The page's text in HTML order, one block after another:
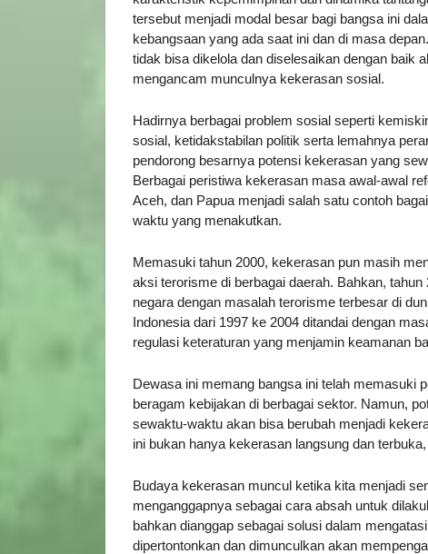
tersebut menjadi modal besar bagi bangsa ini
kebangsaan yang ada saat ini dan di masa
tidak bisa dikelola dan diselesaikan dengan baik
mengancam munculnya kekerasan sosial.
Hadirnya berbagai problem sosial seperti
sosial, ketidakstabilan politik serta lemahnya
pendorong besarnya potensi kekerasan yang
Berbagai peristiwa kekerasan masa awal-awal
Aceh, dan Papua menjadi salah satu contoh
waktu yang menakutkan.
Memasuki tahun 2000, kekerasan pun masih
aksi terorisme di berbagai daerah. Bahkan,
negara dengan masalah terorisme terbesar di
Indonesia dari 1997 ke 2004 ditandai dengan
regulasi keteraturan yang menjamin keamanan
Dewasa ini memang bangsa ini telah memasuki
beragam kebijakan di berbagai sektor. Namun,
sewaktu-waktu akan bisa berubah menjadi
ini bukan hanya kekerasan langsung dan
Budaya kekerasan muncul ketika kita menjadi
menganggapnya sebagai cara absah untuk
bahkan dianggap sebagai solusi dalam
dipertontonkan dan dimunculkan akan